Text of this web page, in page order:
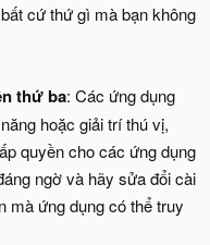
cứ thứ gì mà bạn không
thứ ba: Các ứng dụng
hoặc giải trí thú vị,
quyền cho các ứng dụng
ngờ và hãy sửa đổi cài
mà ứng dụng có thể truy